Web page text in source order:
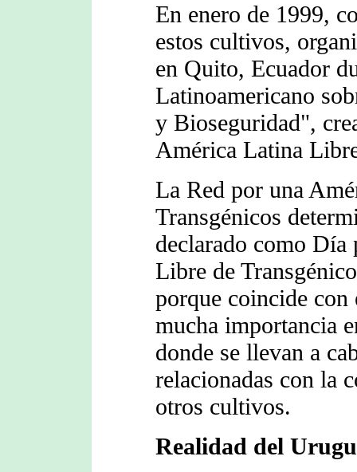
En enero de 1999,
estos cultivos,
en Quito, Ecuador
Latinoamericano
y Bioseguridad",
América Latina
La Red por una
Transgénicos
declarado como
Libre de
porque coincide
mucha importancia
donde se llevan a
relacionadas con la
otros cultivos.
Realidad del